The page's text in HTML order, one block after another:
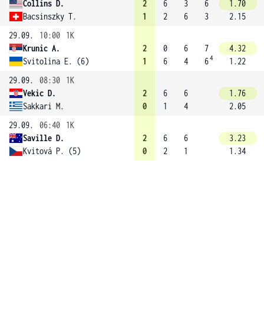
Collins D.
Bacsinszky T.
2
1
6
2
3
6
6
3
1.70
2.15
29.09.
10:00
1K
Krunic A.
Svitolina E. (6)
2
1
0
6
6
4
7
64
4.32
1.22
29.09.
08:30
1K
Vekic D.
Sakkari M.
2
0
6
1
6
4
1.76
2.05
29.09.
06:40
1K
Saville D.
Kvitová P. (5)
2
0
6
2
6
1
3.23
1.34